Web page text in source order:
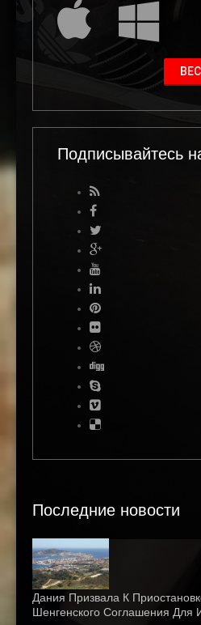
Подписывайтесь
Последние новости
Дания Призвала К
Шенгенского Соглашения